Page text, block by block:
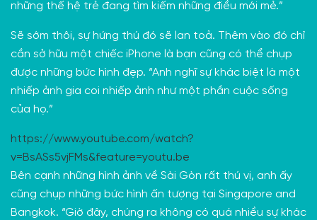
những thế hệ trẻ đang tìm kiếm những điều mới mẻ.”
Sẽ sớm thôi, sự hứng thú đó sẽ lan toả. Thêm vào đó chỉ
cần sở hữu một chiếc iPhone là bạn cũng có thể chụp
được những bức hình đẹp. “Anh nghĩ sự khác biệt là một
nhiếp ảnh gia coi nhiếp ảnh như một phần cuộc sống
của họ.”
https://www.youtube.com/watch?
v=BsASs5vjFMs&feature=youtu.be
Bên cạnh những hình ảnh về Sài Gòn rất thú vị, anh ấy
cũng chụp những bức hình ấn tượng tại Singapore and
Bangkok. “Giờ đây, chúng ra không có quá nhiều sự khác